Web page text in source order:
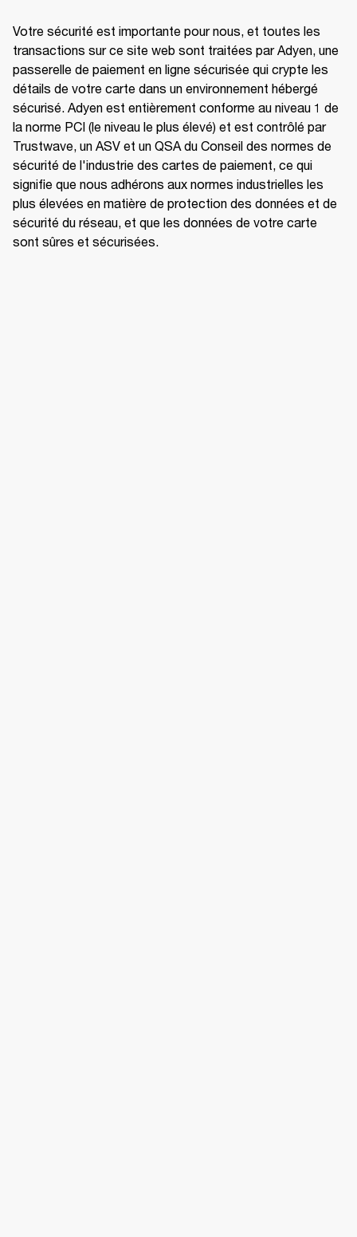
Votre sécurité est importante pour nous, et toutes les
transactions sur ce site web sont traitées par Adyen, une
passerelle de paiement en ligne sécurisée qui crypte les
détails de votre carte dans un environnement hébergé
sécurisé. Adyen est entièrement conforme au niveau 1 de
la norme PCI (le niveau le plus élevé) et est contrôlé par
Trustwave, un ASV et un QSA du Conseil des normes de
sécurité de l'industrie des cartes de paiement, ce qui
signifie que nous adhérons aux normes industrielles les
plus élevées en matière de protection des données et de
sécurité du réseau, et que les données de votre carte
sont sûres et sécurisées.